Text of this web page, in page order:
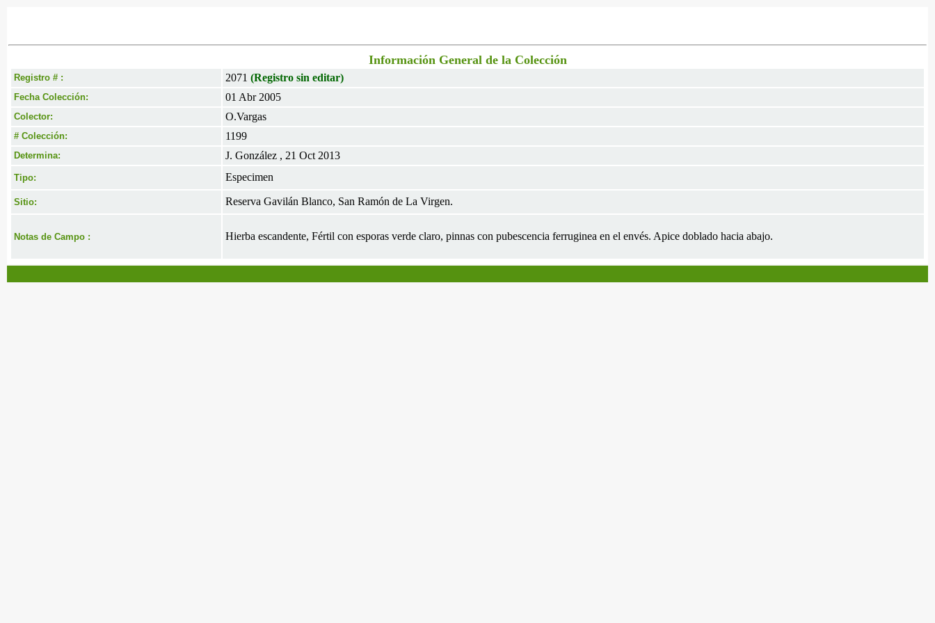
Información General de la Colección
Registro # : 2071 (Registro sin editar)
Fecha Colección: 01 Abr 2005
Colector: O.Vargas
# Colección: 1199
Determina: J. González , 21 Oct 2013
Tipo: Especimen
Sitio: Reserva Gavilán Blanco, San Ramón de La Virgen.
Notas de Campo : Hierba escandente, Fértil con esporas verde claro, pinnas con pubescencia ferruginea en el envés. Apice doblado hacia abajo.